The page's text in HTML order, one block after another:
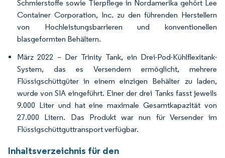
Schmierstoffe sowie Tierpflege in Nordamerika gehört Lee
Container Corporation, Inc. zu den führenden Herstellern
von Hochleistungsbarrieren und konventionellen
blasgeformten Behältern.
März 2022 – Der Trinity Tank, ein Drei-Pod-Kühlflexitank-
System, das es Versendern ermöglicht, mehrere
Flüssigschüttgüter in einem einzigen Behälter zu laden,
wurde von SIA eingeführt. Einer der drei Tanks fasst jeweils
9.000 Liter und hat eine maximale Gesamtkapazität von
27.000 Litern. Das Produkt war nun für Versender im
Flüssigschüttguttransport verfügbar.
Inhaltsverzeichnis für den